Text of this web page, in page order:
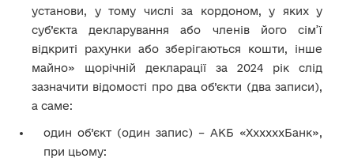
установи, у тому числі за кордоном, у яких у
суб’єкта декларування або членів його сім’ї
відкриті рахунки або зберігаються кошти, інше
майно» щорічній декларації за 2024 рік слід
зазначити відомості про два об’єкти (два записи),
а саме:
один об’єкт (один запис) – АКБ «ХхххххБанк»,
при цьому: